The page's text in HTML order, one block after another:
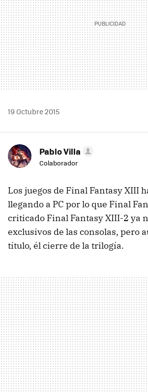
19 Octubre 2015
Pablo Villa
Colaborador
Los juegos de Final Fantasy XIII
llegando a PC por lo que Final
criticado Final Fantasy XIII-2 ya
exclusivos de las consolas, pero
título, él cierre de la trilogía.